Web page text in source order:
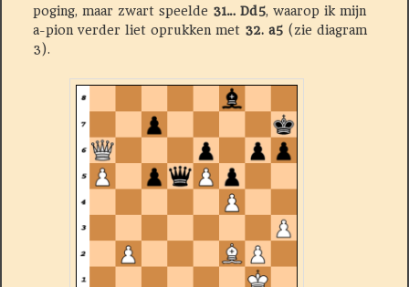
poging, maar zwart speelde 31… Dd5, waarop ik mijn
a-pion verder liet oprukken met 32. a5(zie diagram
3).